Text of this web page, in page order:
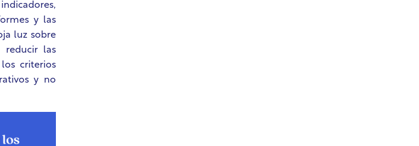
y las
luz sobre
reducir las
criterios
y no